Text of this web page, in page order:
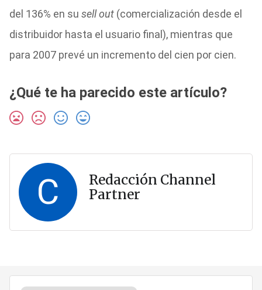
del 136% en su sell out(comercialización desde el
distribuidor hasta el usuario final), mientras que
para 2007 prevé un incremento del cien por cien.
¿Qué te ha parecido este artículo?
C
Redacción Channel
Partner